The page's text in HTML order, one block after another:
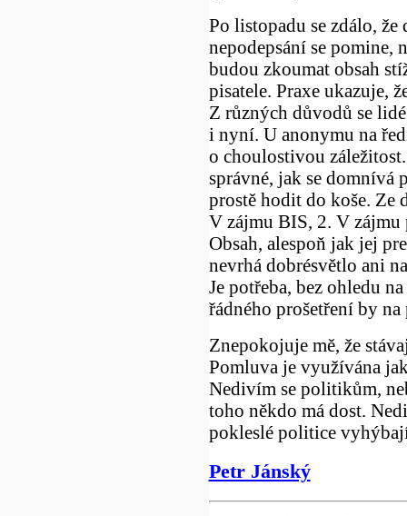
Po listopadu se zdálo, že
nepodepsání se pomine,
budou zkoumat obsah
pisatele. Praxe ukazuje,
Z různých důvodů se
i nyní. U anonymu na
o choulostivou
správné, jak se domnívá
prostě hodit do koše. Ze
V zájmu BIS, 2. V zájmu
Obsah, alespoň jak jej
nevrhá dobrésvětlo ani
Je potřeba, bez ohledu
řádného prošetření by
Znepokojuje mě, že
Pomluva je využívána
Nedivím se politikům,
toho někdo má dost.
pokleslé politice
Petr Jánský